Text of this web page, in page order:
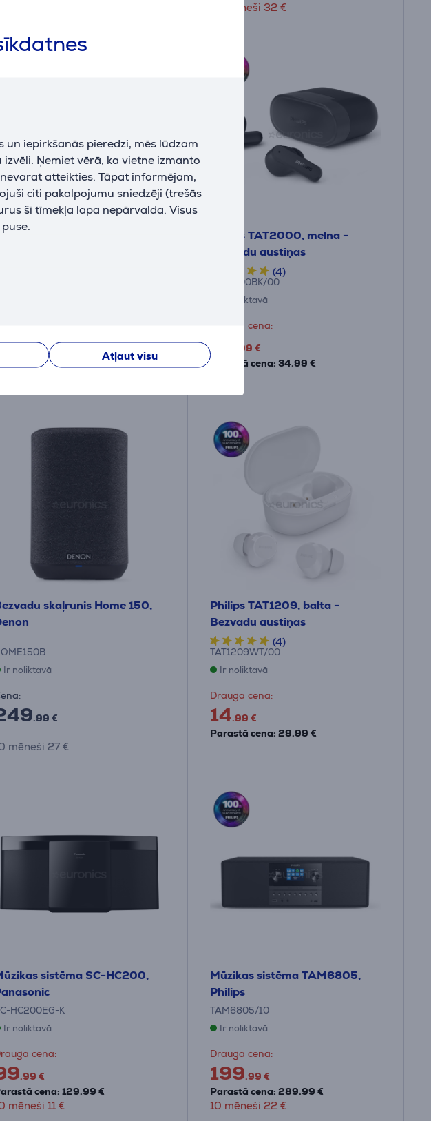
iepirkšanās pieredzi, mēs lūdzam
Ņemiet vērā, ka vietne izmanto
atteikties. Tāpat informējam,
citi pakalpojumu sniedzēji (trešās
šī tīmekļa lapa nepārvalda. Visus
Atļaut visu
10 mēneši 32 €
Philips TAB6309, 2.1, Dolby
.99 €
Philips TAT2000, melna -
Bezvadu austiņas
(4)
TAT2000BK/00
Ir noliktavā
Drauga cena:
24
.99 €
Parastā cena: 34.99 €
skaļrunis Home 150,
Ir noliktavā
.99 €
mēneši 27 €
Philips TAT1209, balta -
Bezvadu austiņas
(4)
TAT1209WT/00
Ir noliktavā
Drauga cena:
14.99 €
Parastā cena: 29.99 €
sistēma SC-HC200,
HC200EG-K
Ir noliktavā
cena:
.99 €
cena: 129.99 €
mēneši 11 €
Mūzikas sistēma TAM6805,
Philips
TAM6805/10
Ir noliktavā
Drauga cena:
199.99 €
Parastā cena: 289.99 €
10 mēneši 22 €